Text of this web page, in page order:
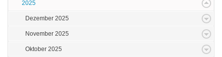
2025
Dezember 2025
November 2025
Oktober 2025